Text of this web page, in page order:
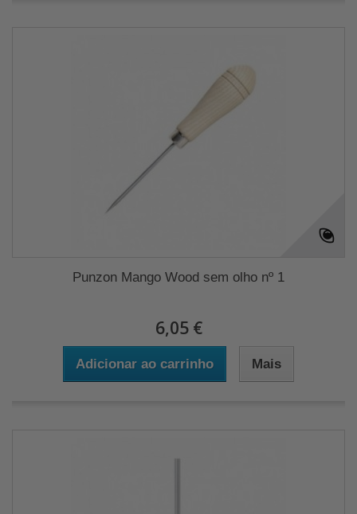
Punzon Mango Wood sem olho nº 1
6,05 €
Adicionar ao carrinho Mais